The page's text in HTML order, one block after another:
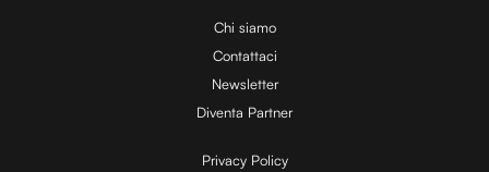
d
Chi siamo
Contattaci
Newsletter
Diventa Partner
Privacy Policy